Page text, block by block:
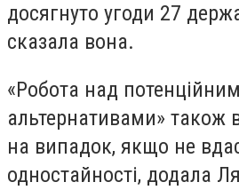
досягнуто угоди 27
сказала вона.
«Робота над
альтернативами» також
на випадок, якщо не
одностайності, додала